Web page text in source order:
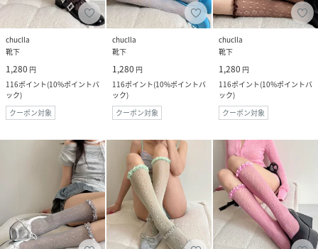
chuclla
靴下
1,280 円
116ポイント(10%ポイントバ
ック)
クーポン対象
chuclla
靴下
1,280 円
116ポイント(10%ポイントバ
ック)
クーポン対象
chuclla
靴下
1,280 円
116ポイント(10%ポイントバ
ック)
クーポン対象